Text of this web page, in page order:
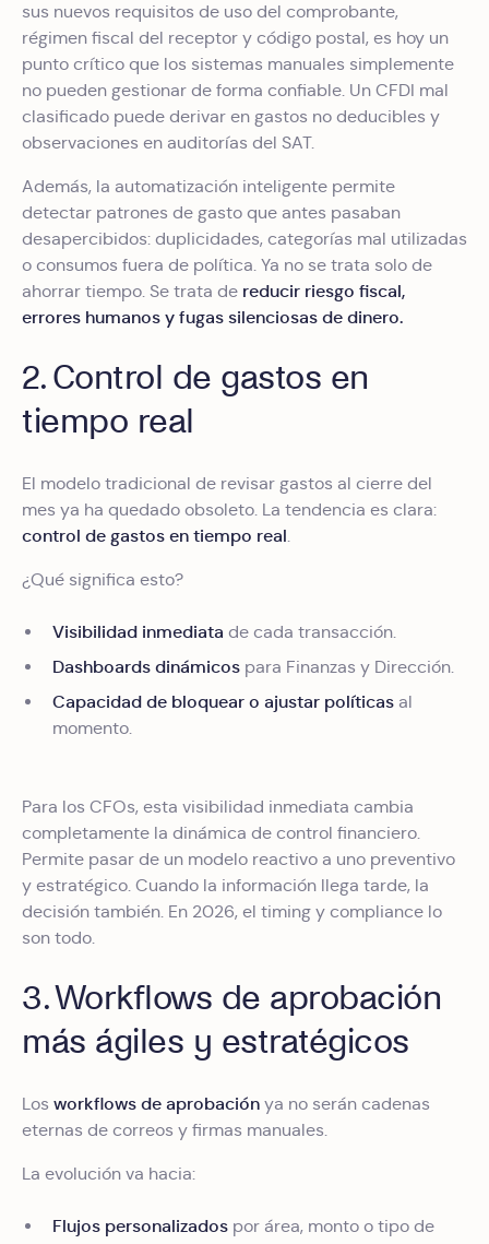
sus nuevos requisitos de uso del comprobante,
régimen fiscal del receptor y código postal, es hoy un
punto crítico que los sistemas manuales simplemente
no pueden gestionar de forma confiable. Un CFDI mal
clasificado puede derivar en gastos no deducibles y
observaciones en auditorías del SAT.
Además, la automatización inteligente permite
detectar patrones de gasto que antes pasaban
desapercibidos: duplicidades, categorías mal utilizadas
o consumos fuera de política. Ya no se trata solo de
ahorrar tiempo. Se trata de reducir riesgo fiscal,
errores humanos y fugas silenciosas de dinero.
2. Control de gastos en
tiempo real
El modelo tradicional de revisar gastos al cierre del
mes ya ha quedado obsoleto. La tendencia es clara:
control de gastos en tiempo real.
¿Qué significa esto?
Visibilidad inmediata de cada transacción.
Dashboards dinámicos para Finanzas y Dirección.
Capacidad de bloquear o ajustar políticas al
momento.
Para los CFOs, esta visibilidad inmediata cambia
completamente la dinámica de control financiero.
Permite pasar de un modelo reactivo a uno preventivo
y estratégico. Cuando la información llega tarde, la
decisión también. En 2026, el timing y compliance lo
son todo.
3. Workflows de aprobación
más ágiles y estratégicos
Los workflows de aprobación ya no serán cadenas
eternas de correos y firmas manuales.
La evolución va hacia:
Flujos personalizados por área, monto o tipo de